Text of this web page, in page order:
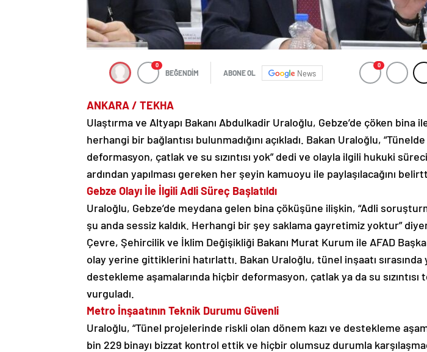
0
BEĞENDİM ABONE OL News
0
ANKARA / TEKHA
Ulaştırma ve Altyapı Bakanı Abdulkadir Uraloğlu, Gebze’de çöken bina
herhangi bir bağlantısı bulunmadığını açıkladı. Bakan Uraloğlu,
deformasyon, çatlak ve su sızıntısı yok” dedi ve olayla ilgili hukuki
ardından yapılması gereken her şeyin kamuoyu ile paylaşılacağını
Gebze Olayı İle İlgili Adli Süreç Başlatıldı
Uraloğlu, Gebze’de meydana gelen bina çöküşüne ilişkin, “Adli
şu anda sessiz kaldık. Herhangi bir şey saklama gayretimiz yoktur”
Çevre, Şehircilik ve İklim Değişikliği Bakanı Murat Kurum ile AFAD
olay yerine gittiklerini hatırlattı. Bakan Uraloğlu, tünel inşaatı sırasında
destekleme aşamalarında hiçbir deformasyon, çatlak ya da su
vurguladı.
Metro İnşaatının Teknik Durumu Güvenli
Uraloğlu, “Tünel projelerinde riskli olan dönem kazı ve destekleme
bin 229 binayı bizzat kontrol ettik ve hiçbir olumsuz durumla